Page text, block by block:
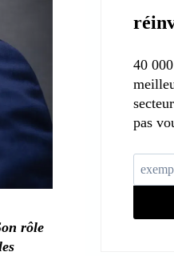
rôle
40
pas